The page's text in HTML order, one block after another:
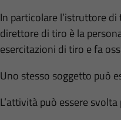
In particolare l’istruttore
direttore di tiro è la
esercitazioni di tiro e fa
Uno stesso soggetto può
L’attività può essere